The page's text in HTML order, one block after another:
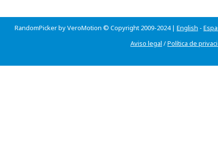
RandomPicker by VeroMotion © Copyright 2009-2024 | English -
Aviso legal /Política de